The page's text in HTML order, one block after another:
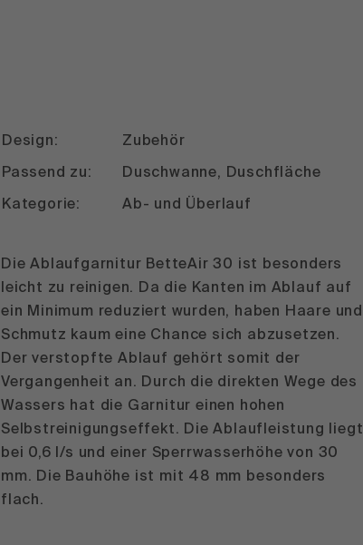
Design: Zubehör
Passend zu: Duschwanne, Duschfläche
Kategorie: Ab- und Überlauf
Die Ablaufgarnitur BetteAir 30 ist besonders
leicht zu reinigen. Da die Kanten im Ablauf auf
ein Minimum reduziert wurden, haben Haare und
Schmutz kaum eine Chance sich abzusetzen.
Der verstopfte Ablauf gehört somit der
Vergangenheit an. Durch die direkten Wege des
Wassers hat die Garnitur einen hohen
Selbstreinigungseffekt. Die Ablaufleistung liegt
bei 0,6 l/s und einer Sperrwasserhöhe von 30
mm. Die Bauhöhe ist mit 48 mm besonders
flach.